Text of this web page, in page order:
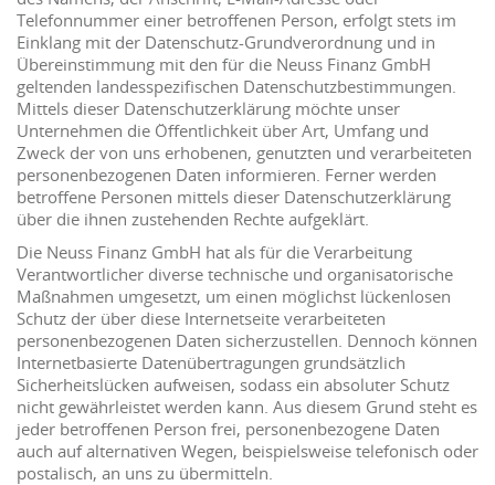
Telefonnummer einer betroffenen Person, erfolgt stets im
Einklang mit der Datenschutz-Grundverordnung und in
Übereinstimmung mit den für die Neuss Finanz GmbH
geltenden landesspezifischen Datenschutzbestimmungen.
Mittels dieser Datenschutzerklärung möchte unser
Unternehmen die Öffentlichkeit über Art, Umfang und
Zweck der von uns erhobenen, genutzten und verarbeiteten
personenbezogenen Daten informieren. Ferner werden
betroffene Personen mittels dieser Datenschutzerklärung
über die ihnen zustehenden Rechte aufgeklärt.
Die Neuss Finanz GmbH hat als für die Verarbeitung
Verantwortlicher diverse technische und organisatorische
Maßnahmen umgesetzt, um einen möglichst lückenlosen
Schutz der über diese Internetseite verarbeiteten
personenbezogenen Daten sicherzustellen. Dennoch können
Internetbasierte Datenübertragungen grundsätzlich
Sicherheitslücken aufweisen, sodass ein absoluter Schutz
nicht gewährleistet werden kann. Aus diesem Grund steht es
jeder betroffenen Person frei, personenbezogene Daten
auch auf alternativen Wegen, beispielsweise telefonisch oder
postalisch, an uns zu übermitteln.